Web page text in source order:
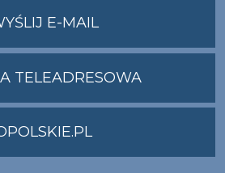
E-MAILNA
ADRES
TELEADRESOWA